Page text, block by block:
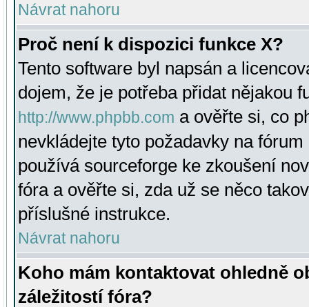
Návrat nahoru
Proč není k dispozici funkce X?
Tento software byl napsán a
dojem, že je potřeba přidat nějakou
http://www.phpbb.com a ověřte si, co
nevkládejte tyto požadavky na
používá sourceforge ke zkoušení
fóra a ověřte si, zda už se něco
příslušné instrukce.
Návrat nahoru
Koho mám kontaktovat ohledně
záležitostí fóra?